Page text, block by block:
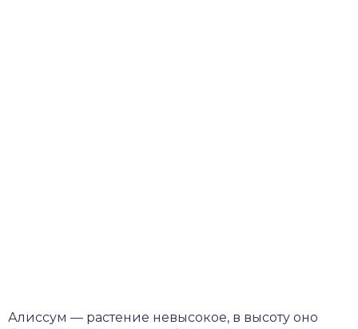
Алиссум — растение невысокое, в высоту оно